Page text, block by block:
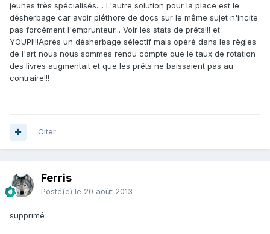
jeunes très spécialisés.... L'autre solution pour la place est le
désherbage car avoir pléthore de docs sur le même sujet n'incite
pas forcément l'emprunteur... Voir les stats de prêts!!! et
YOUPI!!!Après un désherbage sélectif mais opéré dans les règles
de l'art nous nous sommes rendu compte que le taux de rotation
des livres augmentait et que les prêts ne baissaient pas au
contraire!!!
Citer
Ferris
Posté(e) le 20 août 2013
supprimé